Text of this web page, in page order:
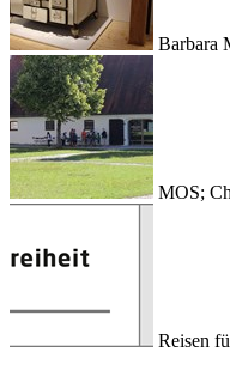
Barbara
MOS;
Reisen